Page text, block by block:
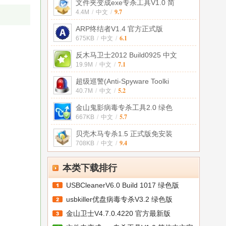
文件夹变成exe专杀工具V1.0 简
4.4M / 中文 / 9.7
ARP终结者V1.4 官方正式版
675KB / 中文 / 6.1
反木马卫士2012 Build0925 中文
19.9M / 中文 / 7.1
超级巡警(Anti-Spyware Toolki
40.7M / 中文 / 5.2
金山鬼影病毒专杀工具2.0 绿色
667KB / 中文 / 5.7
贝壳木马专杀1.5 正式版免安装
708KB / 中文 / 9.4
本类下载排行
USBCleanerV6.0 Build 1017 绿色版
usbkiller优盘病毒专杀V3.2 绿色版
金山卫士V4.7.0.4220 官方最新版